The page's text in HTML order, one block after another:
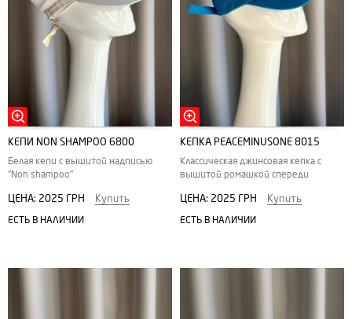
КЕПИ NON SHAMPOO 6800
Белая кепи с вышитой надписью
"Non shampoo"
ЦЕНА: 2025 ГРН Купить
ЕСТЬ В НАЛИЧИИ
КЕПКА PEACEMINUSONE 8015
Классическая джинсовая кепка с
вышитой ромашкой спереди
ЦЕНА: 2025 ГРН Купить
ЕСТЬ В НАЛИЧИИ